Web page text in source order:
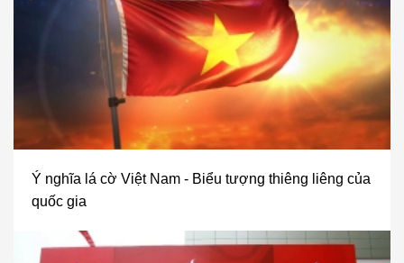
Ý nghĩa lá cờ Việt Nam - Biểu tượng thiêng liêng của
quốc gia